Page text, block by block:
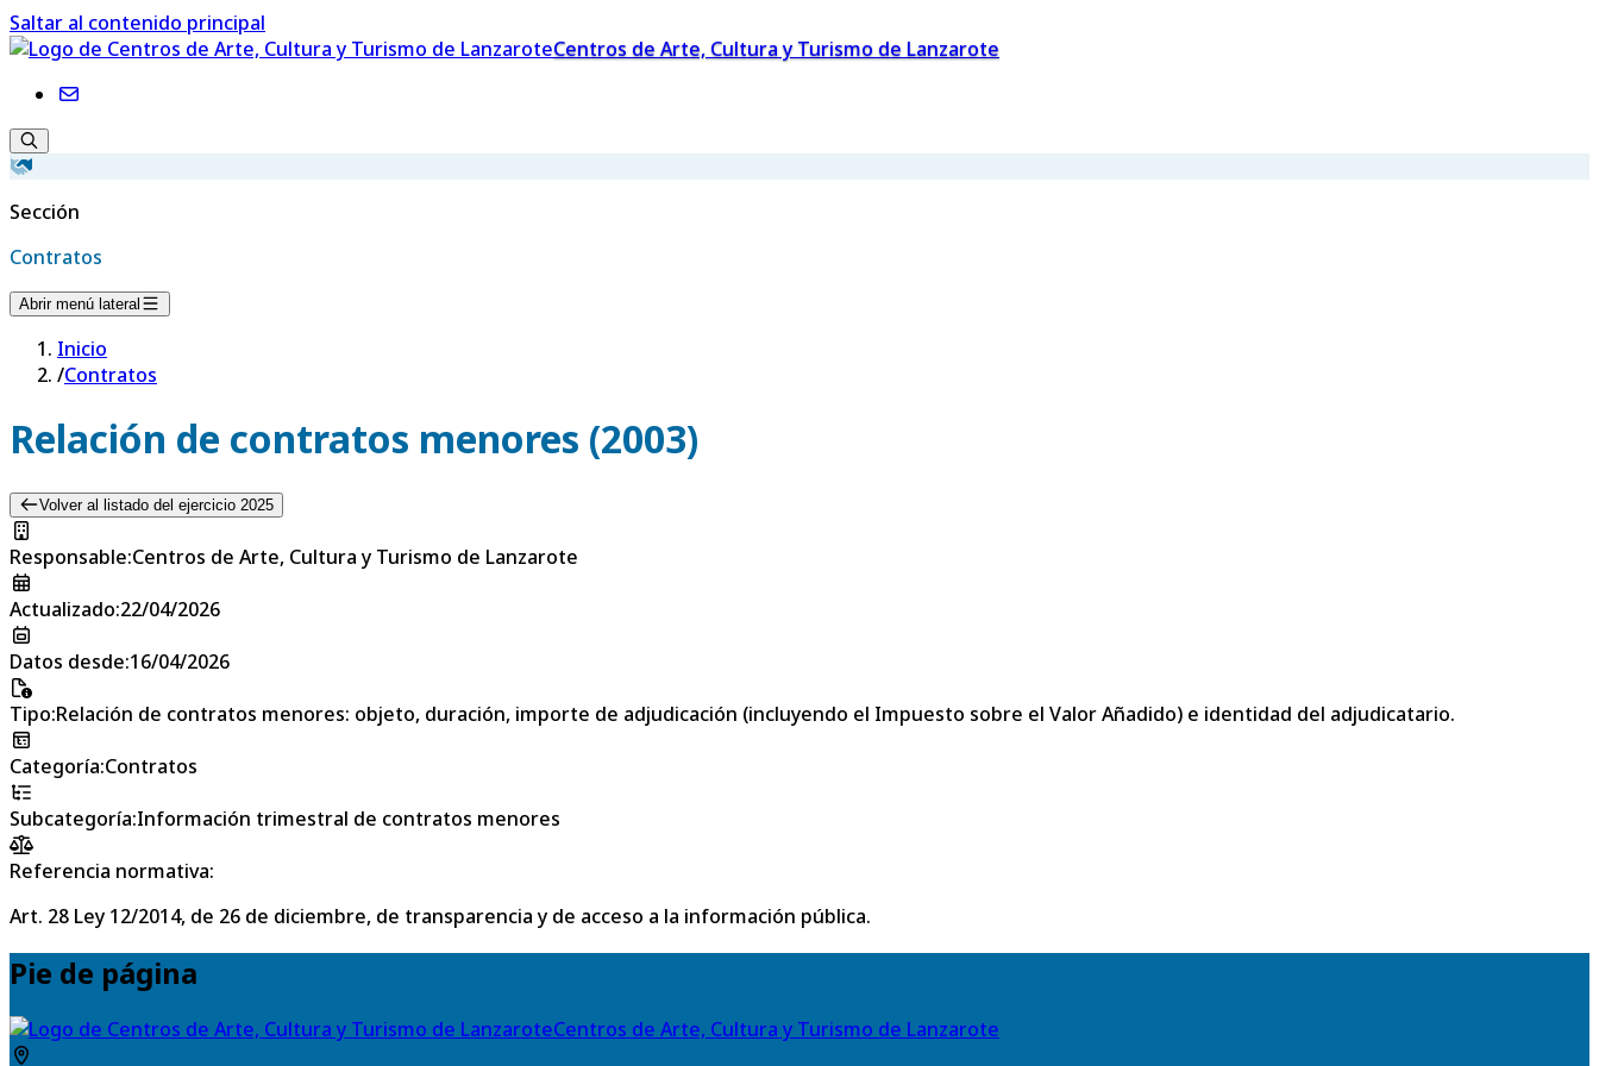
Saltar al contenido principal
Centros de Arte, Cultura y Turismo de Lanzarote
Sección
Contratos
Abrir menú lateral
Inicio
/Contratos
Relación de contratos menores (2003)
Volver al listado del ejercicio 2025
Responsable:Centros de Arte, Cultura y Turismo de Lanzarote
Actualizado:22/04/2026
Datos desde:16/04/2026
Tipo:Relación de contratos menores: objeto, duración, importe de adjudicación (incluyendo el Impuesto sobre el Valor Añadido) e identidad del adjudicatario.
Categoría:Contratos
Subcategoría:Información trimestral de contratos menores
Referencia normativa:
Art. 28 Ley 12/2014, de 26 de diciembre, de transparencia y de acceso a la información pública.
Pie de página
Centros de Arte, Cultura y Turismo de Lanzarote